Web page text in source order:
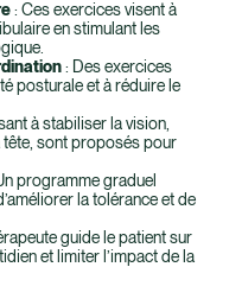
: Ces exercices visent à
en stimulant les
: Des exercices
posturale et à réduire le
à stabiliser la vision,
tête, sont proposés pour
programme graduel
la tolérance et de
guide le patient sur
et limiter l’impact de la